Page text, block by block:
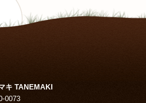
キ TANEMAKI
0073